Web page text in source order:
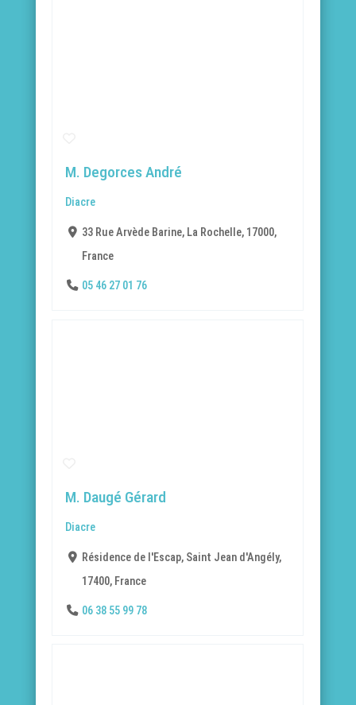
M. Degorces André
Diacre
33 Rue Arvède Barine, La Rochelle, 17000,
France
05 46 27 01 76
M. Daugé Gérard
Diacre
Résidence de l'Escap, Saint Jean d'Angély,
17400, France
06 38 55 99 78